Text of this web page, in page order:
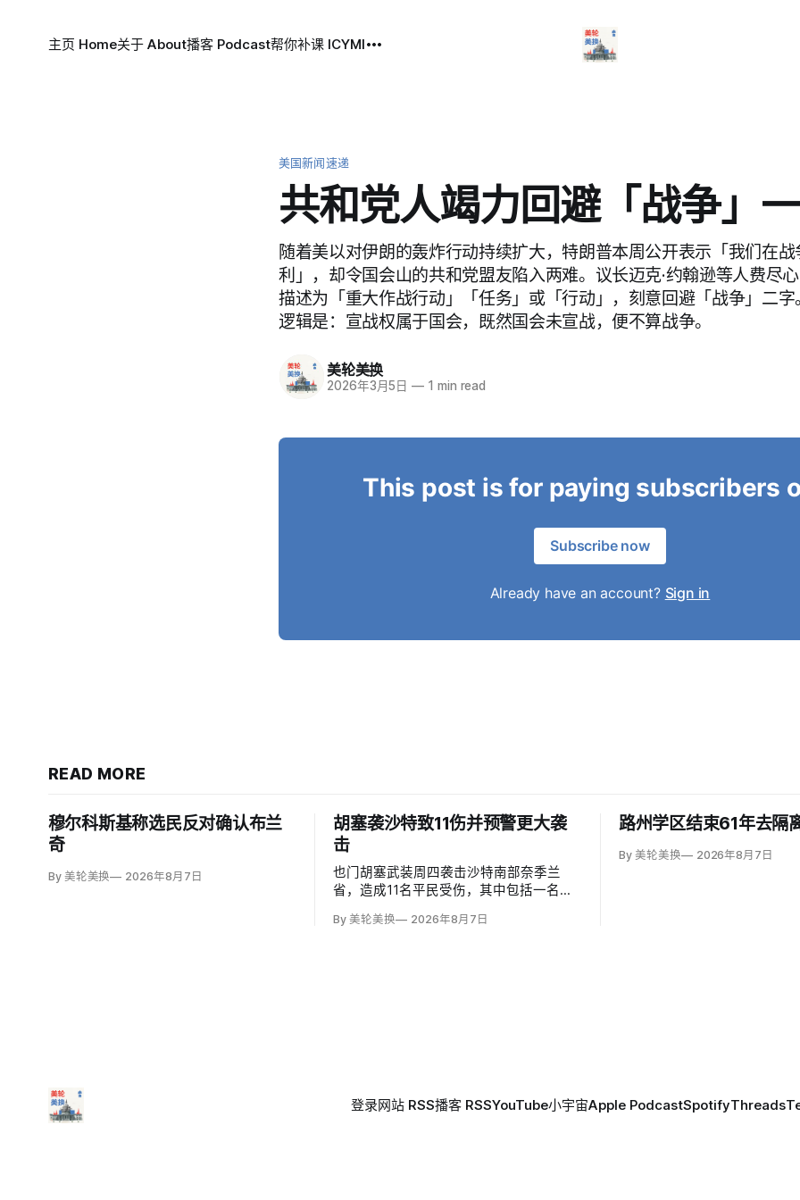
主页 Home关于 About播客 Podcast帮你补课 ICYMI
美国新闻速递
共和党人竭力回避「战争」
随着美以对伊朗的轰炸行动持续扩大，特朗普本周公开表示「我们在
利」，却令国会山的共和党盟友陷入两难。议长迈克·约翰逊等人费尽
描述为「重大作战行动」「任务」或「行动」，刻意回避「战争」二
逻辑是：宣战权属于国会，既然国会未宣战，便不算战争。
美轮美换
2026年3月5日 — 1 min read
This post is for paying subscribers
Subscribe now
Already have an account? Sign in
READ MORE
穆尔科斯基称选民反对确认布兰
奇
By 美轮美换 2026年8月7日
胡塞袭沙特致11伤并预警更大袭
击
也门胡塞武装周四袭击沙特南部奈季兰
省，造成11名平民受伤，其中包括一名二
图尔基·马利基（Turki al-Maliki）指控胡塞
By 美轮美换 2026年8月7日
路州学区结束61年去隔
By 美轮美换 2026年8月7日
登录网站 RSS播客 RSSYouTube小宇宙Apple PodcastSpotifyThreads